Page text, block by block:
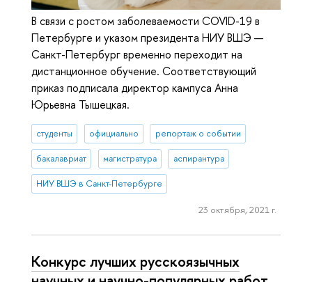
В связи с ростом заболеваемости COVID-19 в
Петербурге и указом президента НИУ ВШЭ —
Санкт-Петербург временно переходит на
дистанционное обучение. Соответствующий
приказ подписала директор кампуса Анна
Юрьевна Тышецкая.
студенты официально репортаж о событии
бакалавриат магистратура аспирантура
НИУ ВШЭ в Санкт-Петербурге
23 октября, 2021 г.
Конкурс лучших русскоязычных